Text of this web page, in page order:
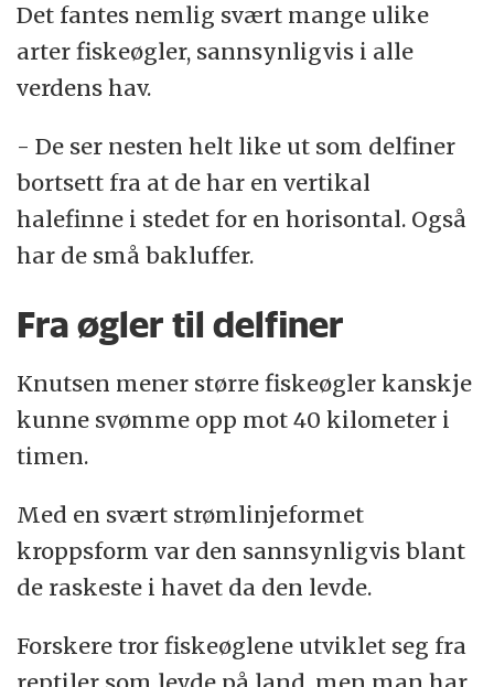
Det fantes nemlig svært mange ulike
arter fiskeøgler, sannsynligvis i alle
verdens hav.
- De ser nesten helt like ut som delfiner
bortsett fra at de har en vertikal
halefinne i stedet for en horisontal. Også
har de små bakluffer.
Fra øgler til delfiner
Knutsen mener større fiskeøgler kanskje
kunne svømme opp mot 40 kilometer i
timen.
Med en svært strømlinjeformet
kroppsform var den sannsynligvis blant
de raskeste i havet da den levde.
Forskere tror fiskeøglene utviklet seg fra